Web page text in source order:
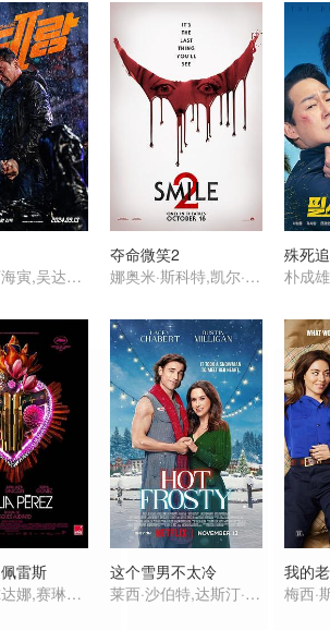
黄政民,丁海寅,吴达洙,张允柱,吴代焕,金时厚
夺命微笑2
娜奥米·斯科特,凯尔·加尔纳,德鲁·巴里摩尔,罗丝玛丽·德薇特,卢卡斯·盖奇,迪兰·格鲁拉,彼得·雅各布森,雷·尼科尔森,劳尔·卡斯提洛,达芙妮·泽利,迈尔斯·古铁雷斯-赖利,Zebedee Row,Delphi Harrington,Micaela Lamas,David Peter White
殊死
雷斯
佐伊·索尔达娜,赛琳娜·戈麦斯,卡拉·索菲娅·加斯科恩,阿德里安娜·帕兹,埃德加·拉米雷兹,马克·伊瓦涅,Eduardo Aladro,Emiliano Edmundo Hasan Jalil,Gaël Murgia-Fur,Tirso Pietriga,Xiomara Melissa Ahumada Quito,Magali Brito,Jarib dit Javier Zagoya Montiel,Sébastien Fruit,Alejandr
这个雪男不太冷
莱西·沙伯特,达斯汀·米利甘,凯蒂·米克松,罗伦·荷莉,克里斯尔·斯塔休斯,乔·洛·特鲁格里奥,克雷格·罗宾森,Sherry Miller,Sarah DeSouza-Coelho,索菲娅·韦伯斯特,Bobby Daniels,Jennie Esnard,Christine Okuda Hara,Janice Israeloff
我的